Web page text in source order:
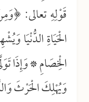
قَوْلِهِ تعالى:
الْحَيَاةِ الدُّنْيَا
الْخِصَامِ * وَإِذَا
وَيُهْلِكَ الْحَرْثَ